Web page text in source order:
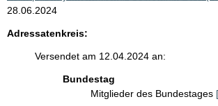
28.06.2024
Adressatenkreis:
Versendet am 12.04.2024 an:
Bundestag
Mitglieder des Bundestages